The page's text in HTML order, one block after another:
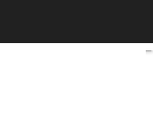
in Italia, Sia